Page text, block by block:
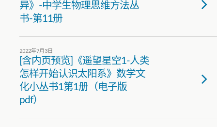
异》-中学生物理思维方法丛
书-第11册
2022年7月3日
[含内页预览]《遥望星空1-人类
怎样开始认识太阳系》数学文
化小丛书1第1册（电子版
pdf）